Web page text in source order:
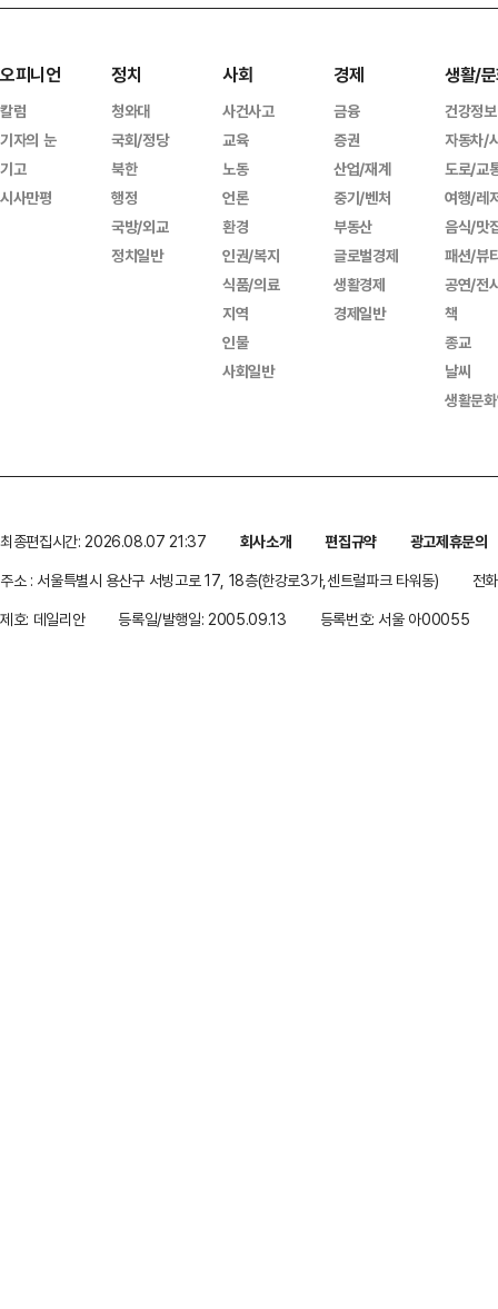
오피니언
칼럼
기자의 눈
기고
시사만평
정치
청와대
국회/정당
북한
행정
국방/외교
정치일반
사회
사건사고
교육
노동
언론
환경
인권/복지
식품/의료
지역
인물
사회일반
경제
금융
증권
산업/재계
중기/벤처
부동산
글로벌경제
생활경제
경제일반
생활/
건강정보
자동차/
도로/교
여행/레
음식/맛
패션/뷰
공연/전
책
종교
날씨
생활문
최종편집시간: 2026.08.07 21:37 회사소개 편집규약
광고제휴문의
주소 : 서울특별시 용산구 서빙고로 17, 18층(한강로3가,센트럴파크 타워동)
전
제호: 데일리안
등록일/발행일: 2005.09.13 등록번호: 서울 아00055